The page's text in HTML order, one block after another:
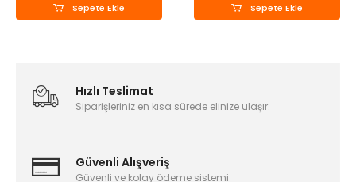
Sepete Ekle Sepete Ekle
Hızlı Teslimat
Siparişleriniz en kısa sürede elinize ulaşır.
Güvenli Alışveriş
Güvenli ve kolay ödeme sistemi